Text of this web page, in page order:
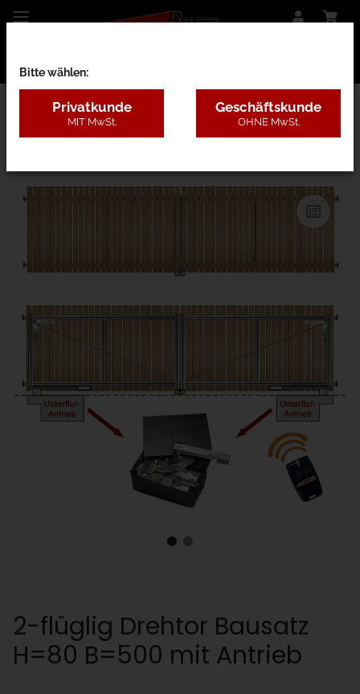
27CD - Lärche ohne Pfosten
2-flüglig Drehtor Bausatz
H=80 B=500 mit Antrieb
Bitte wählen:
Privatkunde
MIT MwSt.
Geschäftskunde
OHNE MwSt.